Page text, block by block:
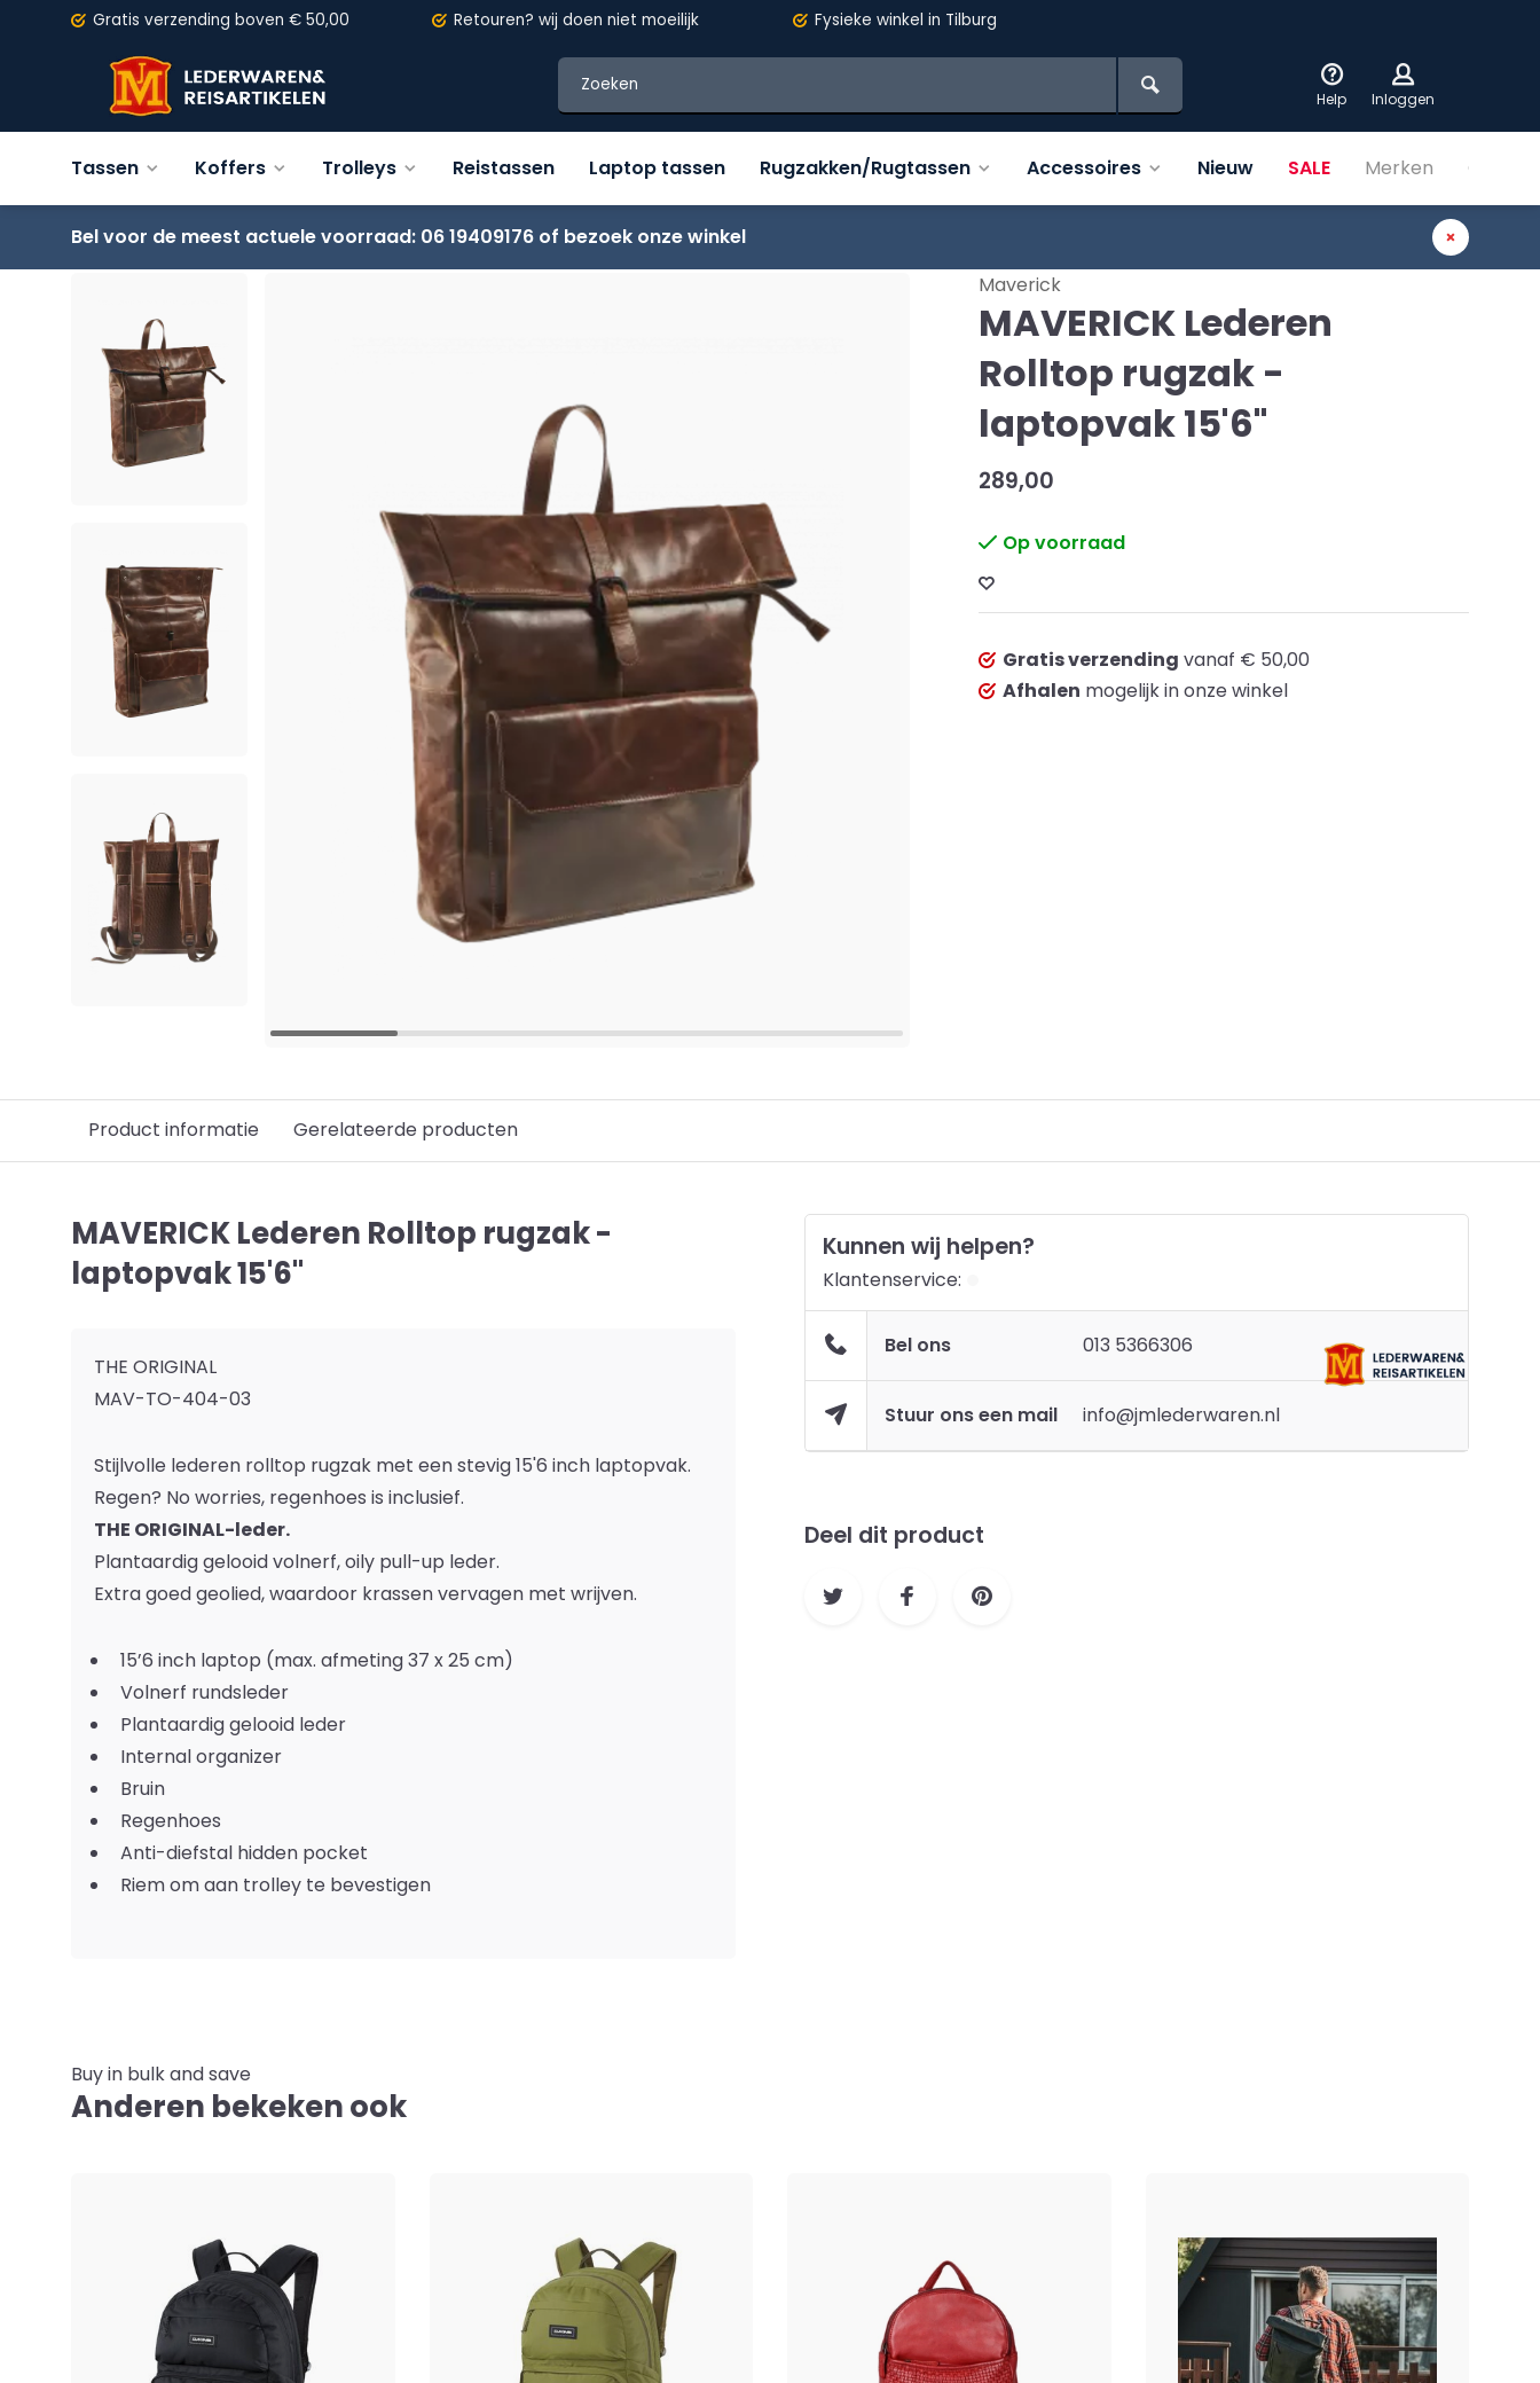
Gratis verzending boven € 50,00 Retouren? wij doen niet moeilijk Fysieke winkel in Tilburg
Help Inloggen
Tassen Koffers Trolleys Reistassen Laptop tassen Rugzakken/Rugtassen Accessoires Nieuw SALE Merken Over
Bel voor de meest actuele voorraad: 06 19409176 of bezoek onze winkel
Terug MAVERICK Lederen Rolltop rugzak - laptopvak 15'6"
Maverick
MAVERICK Lederen
Rolltop rugzak -
laptopvak 15'6"
289,00
Op voorraad
Gratis verzending vanaf € 50,00
Afhalen mogelijk in onze winkel
Product informatie Gerelateerde producten
MAVERICK Lederen Rolltop rugzak -
laptopvak 15'6"
THE ORIGINAL
MAV-TO-404-03
Stijlvolle lederen rolltop rugzak met een stevig 15'6 inch laptopvak.
Regen? No worries, regenhoes is inclusief.
THE ORIGINAL-leder.
Plantaardig gelooid volnerf, oily pull-up leder.
Extra goed geolied, waardoor krassen vervagen met wrijven.
15’6 inch laptop (max. afmeting 37 x 25 cm)
Volnerf rundsleder
Plantaardig gelooid leder
Internal organizer
Bruin
Regenhoes
Anti-diefstal hidden pocket
Riem om aan trolley te bevestigen
Kunnen wij helpen?
Klantenservice:
Bel ons 013 5366306
Stuur ons een mail info@jmlederwaren.nl
Deel dit product
Buy in bulk and save
Anderen bekeken ook